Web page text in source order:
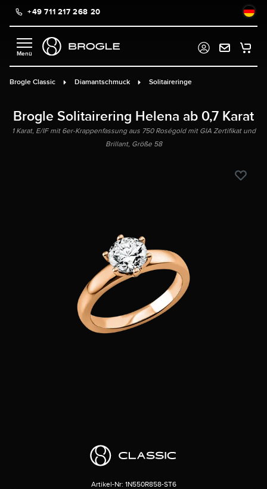
springen
+49 711 217 268 20
Brogle Classic Diamantschmuck Solitaireringe
Brogle Solitairering Helena ab 0,7 Karat
1 Karat, E/IF mit 6er-Krappenfassung aus 750 Roségold mit GIA Zertifikat und
Brillant, Größe 58
Artikel-Nr: 1N550R858-ST6